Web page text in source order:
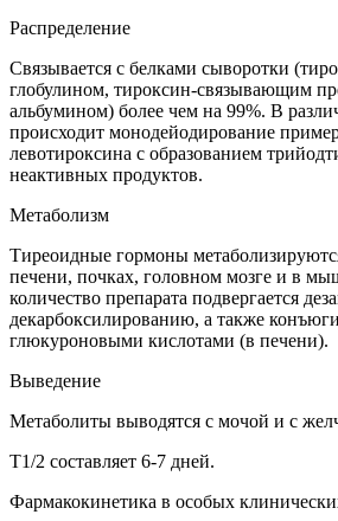
Распределение
Связывается с белками сыворотки
глобулином, тироксин-связывающим
альбумином) более чем на 99%. В
происходит монодейодирование
левотироксина с образованием
неактивных продуктов.
Метаболизм
Тиреоидные гормоны
печени, почках, головном мозге и в
количество препарата подвергается
декарбоксилированию, а также
глюкуроновыми кислотами (в печени).
Выведение
Метаболиты выводятся с мочой и с
T1/2 составляет 6-7 дней.
Фармакокинетика в особых